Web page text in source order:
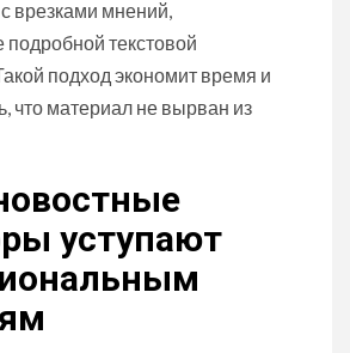
врезками мнений,
текстовой
подход экономит время и
что материал не вырван из
уступают